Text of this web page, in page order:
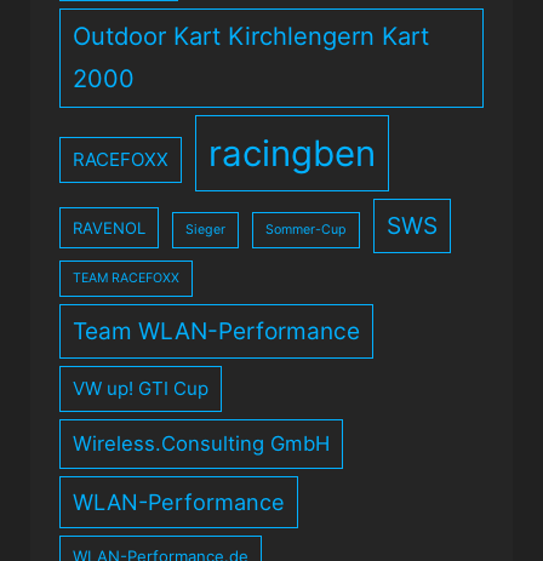
Outdoor Kart Kirchlengern Kart
2000
RACEFOXX racingben
RAVENOL Sieger Sommer-Cup SWS
TEAM RACEFOXX
Team WLAN-Performance
VW up! GTI Cup
Wireless.Consulting GmbH
WLAN-Performance
WLAN-Performance.de